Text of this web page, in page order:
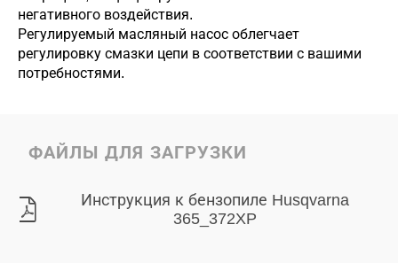
негативного воздействия.
Регулируемый масляный насос облегчает
регулировку смазки цепи в соответствии с вашими
потребностями.
ФАЙЛЫ ДЛЯ ЗАГРУЗКИ
Инструкция к бензопиле Husqvarna
365_372XP